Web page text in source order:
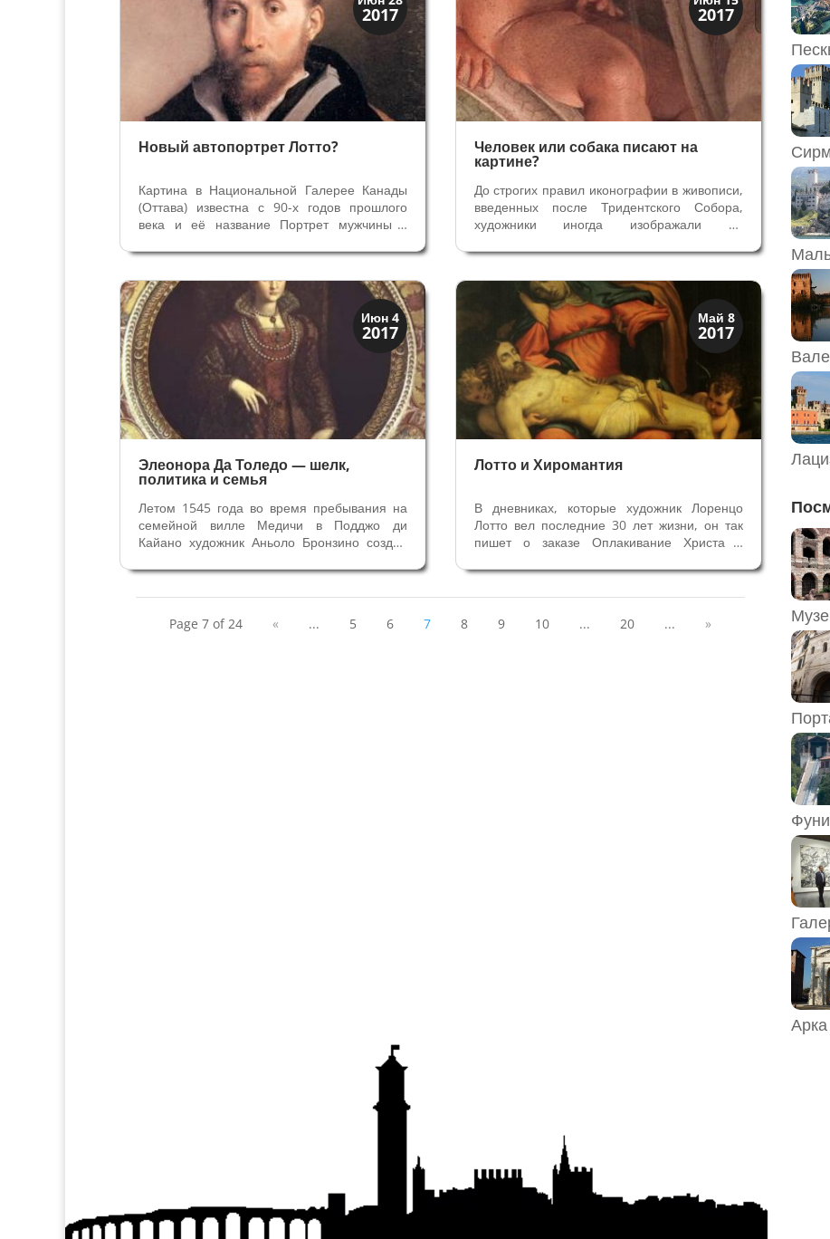
2017
Открытия
Новый автопортрет Лотто?
Картина в Национальной Галерее Канады
(Оттава) известна с 90-х годов прошлого
века и её название Портрет мужчины в
пастуха. Потрет написан маслом на бумаге
подтверждает недостаток средств у
художника...
Июн 4
2017
Династии
Медичи Флоренция
Элеонора Да Толедо — шелк,
политика и семья
Летом 1545 года во время пребывания на
семейной вилле Медичи в Подджо ди
Кайано художник Аньоло Бронзино создал
Джованни. Навеки он запечатлел изящную
красоту и фарфоровую бледность 23-летней
2017
Символы
Человек или собака писают на
картине?
До строгих правил иконографии в живописи,
введенных после Тридентского Собора,
художники иногда изображали на
лапу, или мужчину, справляющего малую
видели, потому что такие естественные...
Май 8
2017
Искусство
Символы
Лотто и Хиромантия
В дневниках, которые художник Лоренцо
Лотто вел последние 30 лет жизни, он так
пишет о заказе Оплакивание Христа в
Пречистая Дева умирающая на руках
Святого Иоанна и умерший Иисус Христос
головы и у...
Page 7 of 24 « ... 5 6 7 8 9 10 ... 20 ... »